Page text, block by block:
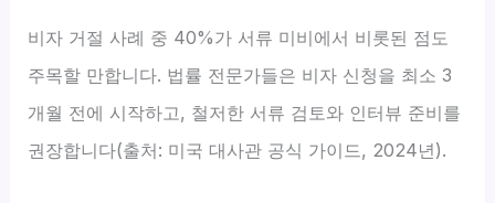
비자 거절 사례 중 40%가 서류 미비에서 비롯된 점도
주목할 만합니다. 법률 전문가들은 비자 신청을 최소 3
개월 전에 시작하고, 철저한 서류 검토와 인터뷰 준비를
권장합니다(출처: 미국 대사관 공식 가이드, 2024년).